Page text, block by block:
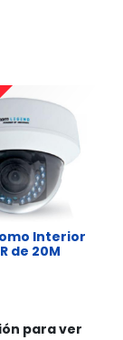
Interior
de 20M
para ver